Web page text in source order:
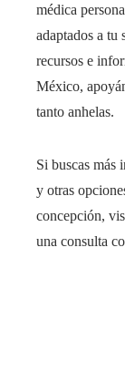
médica
adaptados a tu
recursos e
México,
tanto anhelas.
Si buscas más
y otras
concepción,
una consulta